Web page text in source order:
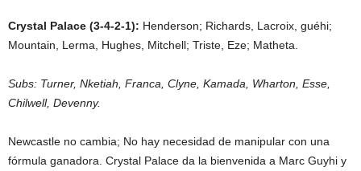
Crystal Palace (3-4-2-1): Henderson; Richards, Lacroix, guéhi;
Mountain, Lerma, Hughes, Mitchell; Triste, Eze; Matheta.
Subs: Turner, Nketiah, Franca, Clyne, Kamada, Wharton, Esse,
Chilwell, Devenny.
Newcastle no cambia; No hay necesidad de manipular con una
fórmula ganadora. Crystal Palace da la bienvenida a Marc Guyhi y